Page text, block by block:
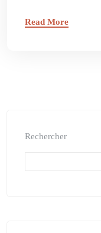
Read More
Rechercher